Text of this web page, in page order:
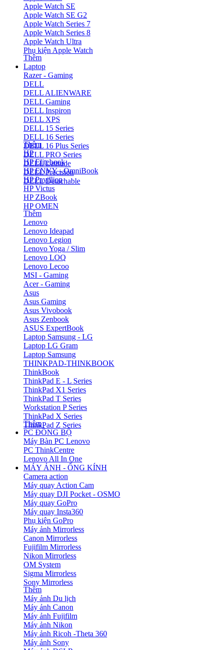
Apple Watch SE
Apple Watch SE G2
Apple Watch Series 7
Apple Watch Series 8
Apple Watch Ultra
Phụ kiện Apple Watch
Thêm
Laptop
Razer - Gaming
DELL
DELL ALIENWARE
DELL Gaming
DELL Inspiron
DELL XPS
DELL 15 Series
DELL 16 Series
DELL 16 Plus Series
DELL PRO Series
DELL Latitude
DELL Precision
DELL Detachable
Thêm
HP
HP Elitebook
HP ENVY - OmniBook
HP Pavillion
HP Victus
HP ZBook
HP OMEN
Thêm
Lenovo
Lenovo Ideapad
Lenovo Legion
Lenovo Yoga / Slim
Lenovo LOQ
Lenovo Lecoo
MSI - Gaming
Acer - Gaming
Asus
Asus Gaming
Asus Vivobook
Asus Zenbook
ASUS ExpertBook
Laptop Samsung - LG
Laptop LG Gram
Laptop Samsung
THINKPAD-THINKBOOK
ThinkBook
ThinkPad E - L Series
ThinkPad X1 Series
ThinkPad T Series
Workstation P Series
ThinkPad X Series
ThinkPad Z Series
Thêm
PC ĐỒNG BỘ
Máy Bàn PC Lenovo
PC ThinkCentre
Lenovo All In One
MÁY ẢNH - ỐNG KÍNH
Camera action
Máy quay Action Cam
Máy quay DJI Pocket - OSMO
Máy quay GoPro
Máy quay Insta360
Phụ kiện GoPro
Máy ảnh Mirrorless
Canon Mirrorless
Fujifilm Mirrorless
Nikon Mirrorless
OM System
Sigma Mirrorless
Sony Mirrorless
Thêm
Máy ảnh Du lịch
Máy ảnh Canon
Máy ảnh Fujifilm
Máy ảnh Nikon
Máy ảnh Ricoh -Theta 360
Máy ảnh Sony